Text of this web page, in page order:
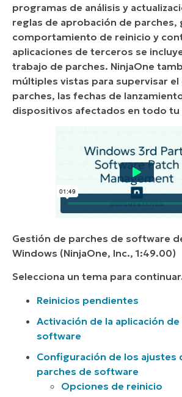
programas de análisis y
reglas de aprobación de parches,
comportamiento de reinicio y
aplicaciones de terceros se
trabajo de parches. NinjaOne
múltiples vistas para supervisar
parches, las fechas de
dispositivos afectados en todo
Gestión de parches de software
Windows (NinjaOne, Inc., 1:49.00)
Selecciona un tema para
Reinicios pendientes
Activación de la aplicación
software
Configuración de los ajustes
parches de software
Opciones de reinicio